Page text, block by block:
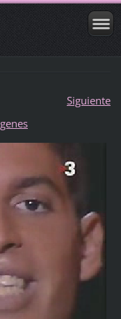
Siguiente